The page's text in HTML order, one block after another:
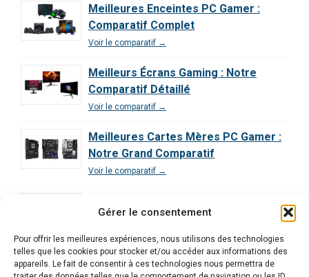
Gérer le consentement
Pour offrir les meilleures expériences, nous utilisons des technologies
telles que les cookies pour stocker et/ou accéder aux informations des
appareils. Le fait de consentir à ces technologies nous permettra de
Meilleures Enceintes PC Gamer :
Comparatif Complet
Voir le comparatif →
Meilleurs Écrans Gaming : Notre
Comparatif Détaillé
Voir le comparatif →
Meilleures Cartes Mères PC Gamer :
Notre Grand Comparatif
Voir le comparatif →
Gaming : Guide Ultime
Voir le comparatif →
Comparatif Exclusif | Les 3 Meilleurs